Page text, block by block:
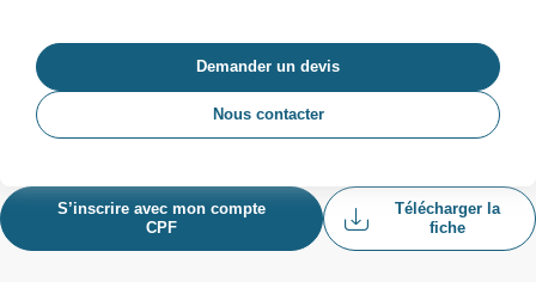
S’inscrire avec mon compte
CPF
Télécharger la
fiche
Demander un devis
Nous contacter